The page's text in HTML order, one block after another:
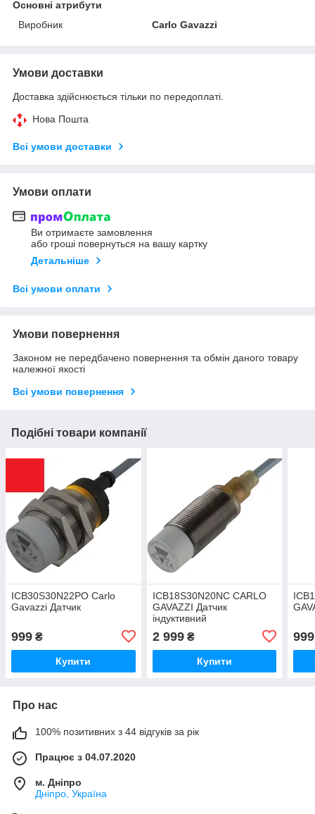
Основні атрибути
Виробник
Carlo Gavazzi
Умови доставки
Доставка здійснюється тільки по передоплаті.
Нова Пошта
Всі умови доставки
Умови оплати
Ви отримаєте замовлення
або гроші повернуться на вашу картку
Детальніше
Всі умови оплати
Умови повернення
Законом не передбачено повернення та обмін даного товару
належної якості
Всі умови повернення
Подібні товари компанії
ICB30S30N22PO Carlo
Gavazzi Датчик
999 ₴
Купити
ICB18S30N20NC CARLO
GAVAZZI Датчик
індуктивний
2 999₴
Купити
999
Про нас
100% позитивних з 44 відгуків за рік
Працює з 04.07.2020
м. Дніпро
Дніпро, Україна